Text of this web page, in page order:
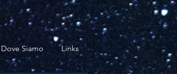
Dove Siamo Links